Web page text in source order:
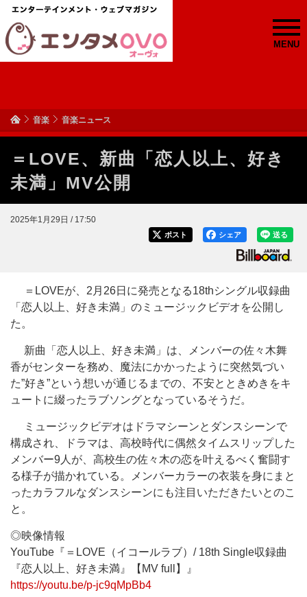
MENU
音楽 音楽ニュース
＝LOVE、新曲「恋人以上、好き
未満」MV公開
2025年1月29日 / 17:50
送る
シェア
ポスト
＝LOVEが、2月26日に発売となる18thシングル収録曲
「恋人以上、好き未満」のミュージックビデオを公開し
た。
新曲「恋人以上、好き未満」は、メンバーの佐々木舞
香がセンターを務め、魔法にかかったように突然気づい
た”好き”という想いが通じるまでの、不安とときめきをキ
ュートに綴ったラブソングとなっているそうだ。
ミュージックビデオはドラマシーンとダンスシーンで
構成され、ドラマは、高校時代に偶然タイムスリップした
メンバー9人が、高校生の佐々木の恋を叶えるべく奮闘す
る様子が描かれている。メンバーカラーの衣装を身にまと
ったカラフルなダンスシーンにも注目いただきたいとのこ
と。
◎映像情報
YouTube『＝LOVE（イコールラブ）/ 18th Single収録曲
『恋人以上、好き未満』【MV full】』
https://youtu.be/p-jc9qMpBb4